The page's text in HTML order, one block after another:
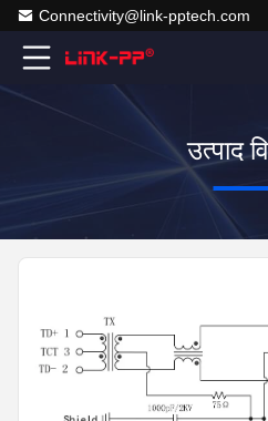
Connectivity@link-pptech.com
उत्पाद